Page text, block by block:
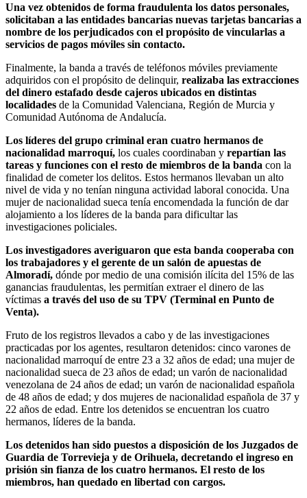
Una vez obtenidos de forma fraudulenta los datos personales,
solicitaban a las entidades bancarias nuevas tarjetas bancarias a
nombre de los perjudicados con el propósito de vincularlas a
servicios de pagos móviles sin contacto.
Finalmente, la banda a través de teléfonos móviles previamente
adquiridos con el propósito de delinquir, realizaba las extracciones
del dinero estafado desde cajeros ubicados en distintas
localidades de la Comunidad Valenciana, Región de Murcia y
Comunidad Autónoma de Andalucía.
Los líderes del grupo criminal eran cuatro hermanos de
nacionalidad marroquí, los cuales coordinaban y repartían las
tareas y funciones con el resto de miembros de la banda con la
finalidad de cometer los delitos. Estos hermanos llevaban un alto
nivel de vida y no tenían ninguna actividad laboral conocida. Una
mujer de nacionalidad sueca tenía encomendada la función de dar
alojamiento a los líderes de la banda para dificultar las
investigaciones policiales.
Los investigadores averiguaron que esta banda cooperaba con
los trabajadores y el gerente de un salón de apuestas de
Almoradí, dónde por medio de una comisión ilícita del 15% de las
ganancias fraudulentas, les permitían extraer el dinero de las
víctimas a través del uso de su TPV (Terminal en Punto de
Venta).
Fruto de los registros llevados a cabo y de las investigaciones
practicadas por los agentes, resultaron detenidos: cinco varones de
nacionalidad marroquí de entre 23 a 32 años de edad; una mujer de
nacionalidad sueca de 23 años de edad; un varón de nacionalidad
venezolana de 24 años de edad; un varón de nacionalidad española
de 48 años de edad; y dos mujeres de nacionalidad española de 37 y
22 años de edad. Entre los detenidos se encuentran los cuatro
hermanos, líderes de la banda.
Los detenidos han sido puestos a disposición de los Juzgados de
Guardia de Torrevieja y de Orihuela, decretando el ingreso en
prisión sin fianza de los cuatro hermanos. El resto de los
miembros, han quedado en libertad con cargos.